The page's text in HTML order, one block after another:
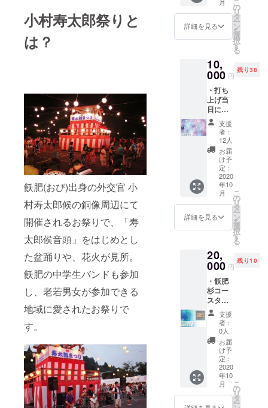
小村寿太郎祭りと
は？
飫肥(おび)出身の外交官 小
村寿太郎候の銅像周辺にて
開催されるお祭りで、「寿
太郎侯音頭」をはじめとし
た盆踊りや、花火が見所。
飫肥の中学生バンドも参加
し、老若男女が参加できる
地域に愛されたお祭りで
す。
前をご
記入く
ださ
い。 ・
花火の
げ日時,
場所
（誰に
も言わ
ないで
下さい
ね！）
※情報は
7月中に
お伝え
しま
す。
詳細を見る
の
リ
タ
ー
ン
を
選
択
す
る
10,
000 円
残り38
・打ち
上げ当
日に
ソー
シャル
ディス
タンス
が取れ
る特別
観覧席
へのご
招待
（お一
人まで
同伴可
能） ※
月中に
お伝え
しま
す。 ※
同伴の
方以外
には情
報をお
話しな
いよう
お願い
しま
す
・伊東
邸で使
える食
支援
者：
12人
お届
け予
定：
2020
年10
月
詳細を見る
こ
の
リ
タ
ー
ン
を
選
択
す
る
20,
000 円
残り10
・飫肥
杉コー
スター3
枚セッ
ト ・打
ち上げ
当日に
ソー
シャル
ディス
タンス
が取れ
る特別
観覧席
支援
者：
0人
お届
け予
定：
2020
年10
月
こ
の
リ
タ
ー